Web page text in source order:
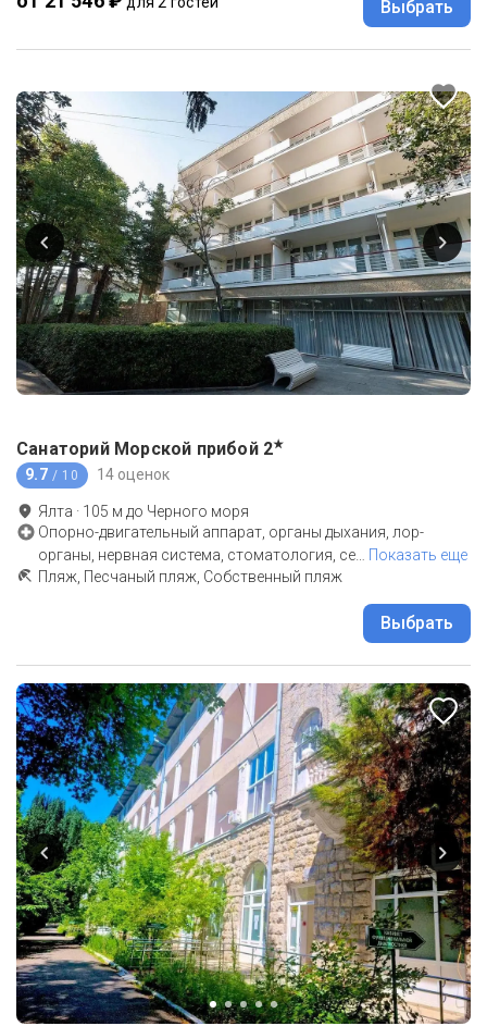
Выбрать
Санаторий Морской прибой 2★
9.7 / 10 14 оценок
Ялта · 105 м до Черного моря
Опорно-двигательный аппарат, органы дыхания, лор-
органы, нервная система, стоматология, се
Показать еще
Пляж, Песчаный пляж, Собственный пляж
Выбрать